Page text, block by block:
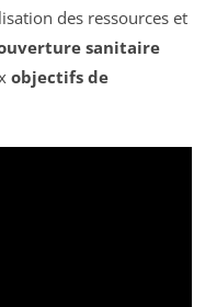
des ressources et
sanitaire
objectifs de